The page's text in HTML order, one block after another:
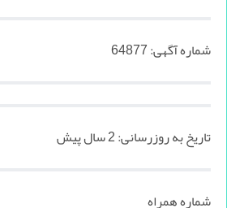
شماره آگهی:64877
تاریخ به روزرسانی:2 سال پیش
شماره همراه